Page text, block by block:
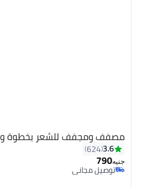
مصفف ومجفف للشعر بخطوة
3.6
624
جنيه790
توصيل مجاني
توصيل مجاني